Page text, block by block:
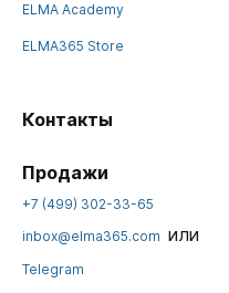
ELMA Academy
ELMA365 Store
Контакты
Продажи
+7 (499) 302-33-65
inbox@elma365.com или
Telegram